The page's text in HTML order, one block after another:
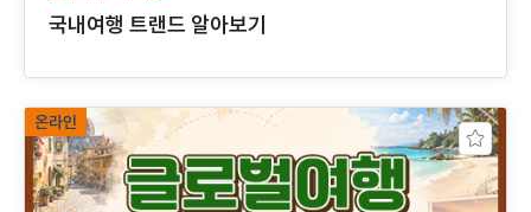
국내여행 트랜드 알아보기
온라인